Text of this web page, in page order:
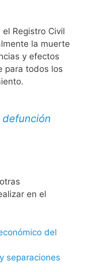
Registro Civil
la muerte
y efectos
para todos los
en el
del
separaciones